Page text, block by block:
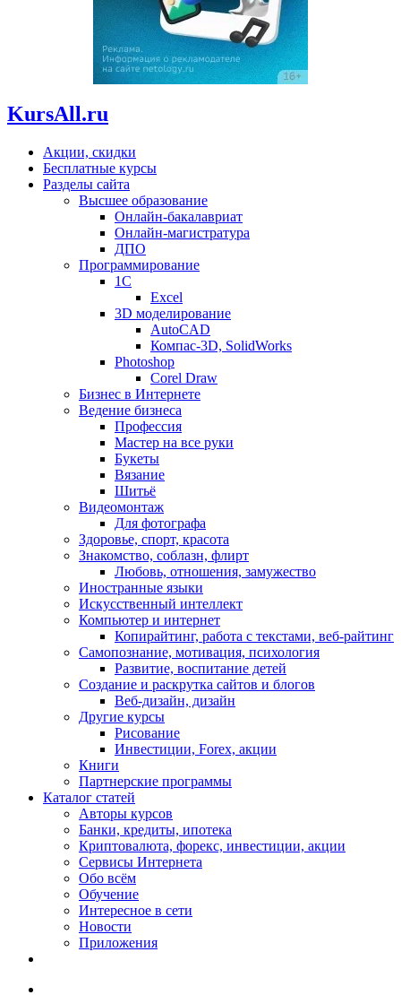
KursAll.ru
Акции, скидки
Бесплатные курсы
Разделы сайта
Высшее образование
Онлайн-бакалавриат
Онлайн-магистратура
ДПО
Программирование
1С
Excel
3D моделирование
AutoCAD
Компас-3D, SolidWorks
Photoshop
Corel Draw
Бизнес в Интернете
Ведение бизнеса
Профессия
Мастер на все руки
Букеты
Вязание
Шитьё
Видеомонтаж
Для фотографа
Здоровье, спорт, красота
Знакомство, соблазн, флирт
Любовь, отношения, замужество
Иностранные языки
Искусственный интеллект
Компьютер и интернет
Копирайтинг, работа с текстами, веб-райтинг
Самопознание, мотивация, психология
Развитие, воспитание детей
Создание и раскрутка сайтов и блогов
Веб-дизайн, дизайн
Другие курсы
Рисование
Инвестиции, Forex, акции
Книги
Партнерские программы
Каталог статей
Авторы курсов
Банки, кредиты, ипотека
Криптовалюта, форекс, инвестиции, акции
Сервисы Интернета
Обо всём
Обучение
Интересное в сети
Новости
Приложения